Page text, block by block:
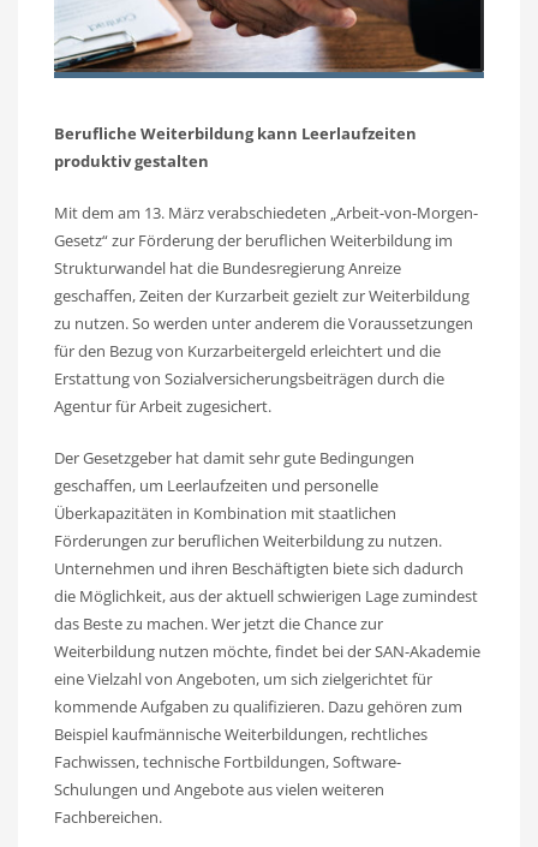
Berufliche Weiterbildung kann Leerlaufzeiten
produktiv gestalten
Mit dem am 13. März verabschiedeten „Arbeit-von-Morgen-
Gesetz“ zur Förderung der beruflichen Weiterbildung im
Strukturwandel hat die Bundesregierung Anreize
geschaffen, Zeiten der Kurzarbeit gezielt zur Weiterbildung
zu nutzen. So werden unter anderem die Voraussetzungen
für den Bezug von Kurzarbeitergeld erleichtert und die
Erstattung von Sozialversicherungsbeiträgen durch die
Agentur für Arbeit zugesichert.
Der Gesetzgeber hat damit sehr gute Bedingungen
geschaffen, um Leerlaufzeiten und personelle
Überkapazitäten in Kombination mit staatlichen
Förderungen zur beruflichen Weiterbildung zu nutzen.
Unternehmen und ihren Beschäftigten biete sich dadurch
die Möglichkeit, aus der aktuell schwierigen Lage zumindest
das Beste zu machen. Wer jetzt die Chance zur
Weiterbildung nutzen möchte, findet bei der SAN-Akademie
eine Vielzahl von Angeboten, um sich zielgerichtet für
kommende Aufgaben zu qualifizieren. Dazu gehören zum
Beispiel kaufmännische Weiterbildungen, rechtliches
Fachwissen, technische Fortbildungen, Software-
Schulungen und Angebote aus vielen weiteren
Fachbereichen.